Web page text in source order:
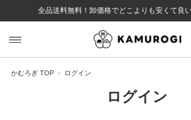
全品送料無料！卸価格でどこよりも安くて良
ト 様
マイページ お気に入り
戻る
かむろぎ TOP ログイン
ログイン